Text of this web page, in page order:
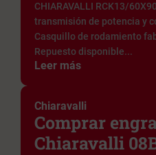
CHIARAVALLI RCK13/
transmisión de potencia y
Casquillo de rodamiento
Repuesto disponible...
Leer más
Chiaravalli
Comprar
Chiaravalli